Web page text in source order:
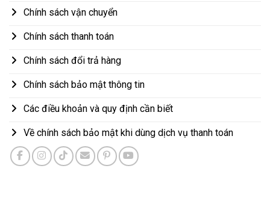
Chính sách vận chuyển
Chính sách thanh toán
Chính sách đổi trả hàng
Chính sách bảo mật thông tin
Các điều khoản và quy định cần biết
Về chính sách bảo mật khi dùng dịch vụ thanh toán